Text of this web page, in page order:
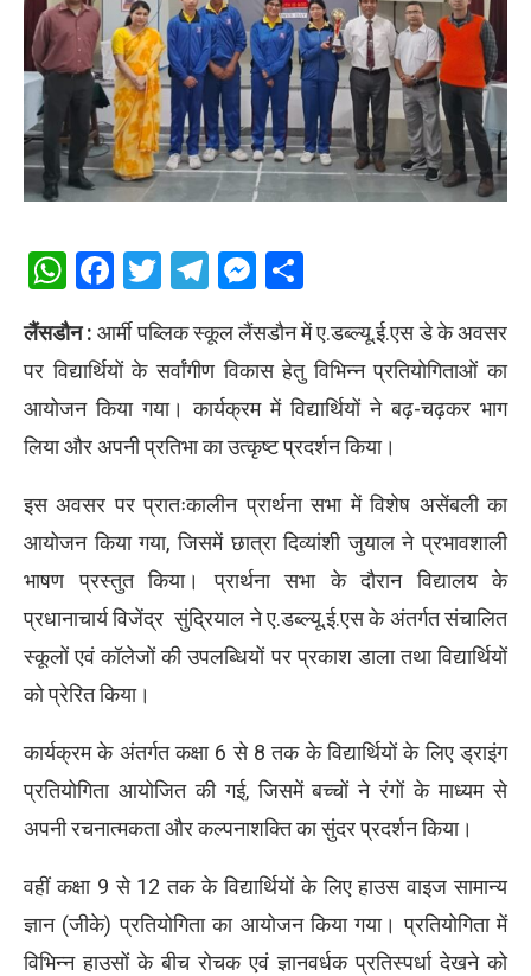
WhatsApp
Facebook
Twitter
Telegram
Messenger
लैंसडौन : आर्मी पब्लिक स्कूल लैंसडौन में ए.डब्ल्यू.ई.एस डे के अवसर
पर विद्यार्थियों के सर्वांगीण विकास हेतु विभिन्न प्रतियोगिताओं का
आयोजन किया गया। कार्यक्रम में विद्यार्थियों ने बढ़-चढ़कर भाग
लिया और अपनी प्रतिभा का उत्कृष्ट प्रदर्शन किया।
इस अवसर पर प्रातःकालीन प्रार्थना सभा में विशेष असेंबली का
आयोजन किया गया, जिसमें छात्रा दिव्यांशी जुयाल ने प्रभावशाली
भाषण प्रस्तुत किया। प्रार्थना सभा के दौरान विद्यालय के
प्रधानाचार्य विजेंद्र सुंद्रियाल ने ए.डब्ल्यू.ई.एस के अंतर्गत संचालित
स्कूलों एवं कॉलेजों की उपलब्धियों पर प्रकाश डाला तथा विद्यार्थियों
को प्रेरित किया।
कार्यक्रम के अंतर्गत कक्षा 6 से 8 तक के विद्यार्थियों के लिए ड्राइंग
प्रतियोगिता आयोजित की गई, जिसमें बच्चों ने रंगों के माध्यम से
अपनी रचनात्मकता और कल्पनाशक्ति का सुंदर प्रदर्शन किया।
वहीं कक्षा 9 से 12 तक के विद्यार्थियों के लिए हाउस वाइज सामान्य
ज्ञान (जीके) प्रतियोगिता का आयोजन किया गया। प्रतियोगिता में
विभिन्न हाउसों के बीच रोचक एवं ज्ञानवर्धक प्रतिस्पर्धा देखने को